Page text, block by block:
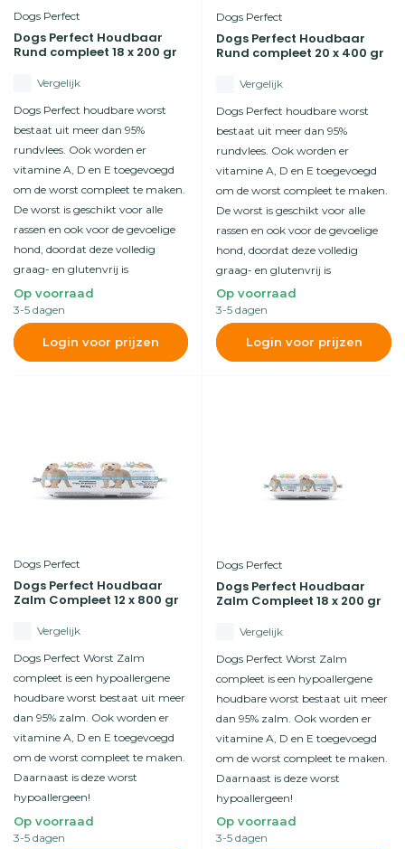
Dogs Perfect
Dogs Perfect Houdbaar
Rund compleet 18 x 200 gr
Vergelijk
Dogs Perfect houdbare worst
bestaat uit meer dan 95%
rundvlees. Ook worden er
vitamine A, D en E toegevoegd
om de worst compleet te maken.
De worst is geschikt voor alle
rassen en ook voor de gevoelige
hond, doordat deze volledig
graag- en glutenvrij is
Op voorraad
3-5 dagen
Login voor prijzen
Dogs Perfect
Dogs Perfect Houdbaar
Rund compleet 20 x 400 gr
Vergelijk
Dogs Perfect houdbare worst
bestaat uit meer dan 95%
rundvlees. Ook worden er
vitamine A, D en E toegevoegd
om de worst compleet te maken.
De worst is geschikt voor alle
rassen en ook voor de gevoelige
hond, doordat deze volledig
graag- en glutenvrij is
Op voorraad
3-5 dagen
Login voor prijzen
Dogs Perfect
Dogs Perfect Houdbaar
Zalm Compleet 12 x 800 gr
Vergelijk
Dogs Perfect Worst Zalm
compleet is een hypoallergene
houdbare worst bestaat uit meer
dan 95% zalm. Ook worden er
vitamine A, D en E toegevoegd
om de worst compleet te maken.
Daarnaast is deze worst
hypoallergeen!
Op voorraad
3-5 dagen
Dogs Perfect
Dogs Perfect Houdbaar
Zalm Compleet 18 x 200 gr
Vergelijk
Dogs Perfect Worst Zalm
compleet is een hypoallergene
houdbare worst bestaat uit meer
dan 95% zalm. Ook worden er
vitamine A, D en E toegevoegd
om de worst compleet te maken.
Daarnaast is deze worst
hypoallergeen!
Op voorraad
3-5 dagen